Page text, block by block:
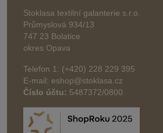
Stoklasa textilní galanterie s.r.o.
Průmyslová 934/13
747 23 Bolatice
okres Opava
Telefon 1: (+420) 228 229 395
E-mail: eshop@stoklasa.cz
Číslo účtu: 5487372/0800